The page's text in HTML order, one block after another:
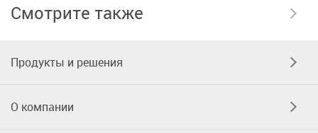
Смотрите также
Продукты и решения
О компании